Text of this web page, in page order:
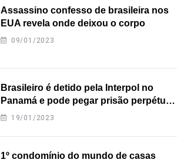
Assassino confesso de brasileira nos
EUA revela onde deixou o corpo
09/01/2023
Brasileiro é detido pela Interpol no
Panamá e pode pegar prisão perpétua
nos EUA
19/01/2023
1º condomínio do mundo de casas